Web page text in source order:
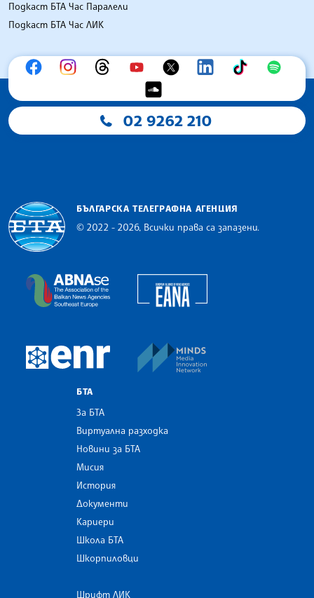
Подкаст БТА Час Паралели
Подкаст БТА Час ЛИК
02 9262 210
БЪЛГАРСКА ТЕЛЕГРАФНА АГЕНЦИЯ
© 2022 - 2026, Всички права са запазени.
The Assocoation of the Balkan News Agencies
European Newsroom
БТА
За БТА
Виртуална разходка
Новини за БТА
Мисия
История
Документи
Кариери
Школа БТА
Шкорпиловци
Шрифт ЛИК